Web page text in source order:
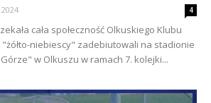
4
cała społeczność Olkuskiego Klubu
"żółto-niebiescy" zadebiutowali na stadionie
w Olkuszu w ramach 7. kolejki...